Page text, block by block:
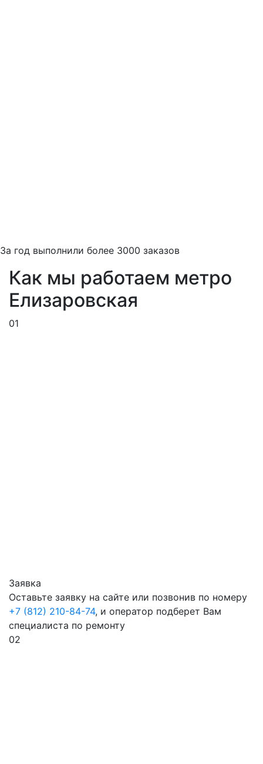
За год выполнили более 3000 заказов
Как мы работаем метро
Елизаровская
01
Заявка
Оставьте заявку на сайте или позвонив по номеру
+7 (812) 210-84-74, и оператор подберет Вам
специалиста по ремонту
02